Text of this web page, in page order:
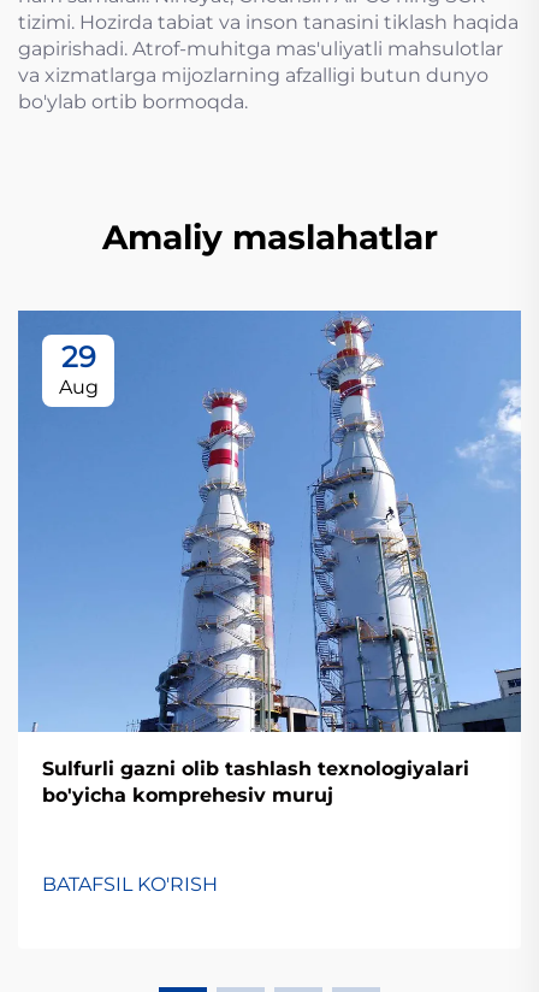
tizimi. Hozirda tabiat va inson tanasini tiklash haqida
gapirishadi. Atrof-muhitga mas'uliyatli mahsulotlar
va xizmatlarga mijozlarning afzalligi butun dunyo
bo'ylab ortib bormoqda.
Amaliy maslahatlar
29
Aug
Sulfurli gazni olib tashlash texnologiyalari
bo'yicha komprehesiv muruj
BATAFSIL KO'RISH